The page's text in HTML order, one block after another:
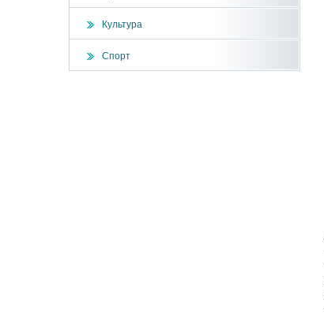
Культура
Спорт